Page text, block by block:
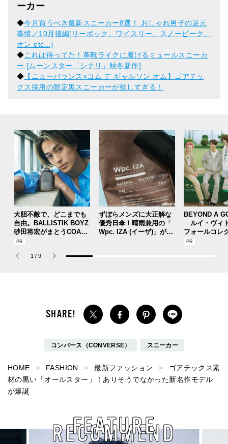
ーカー
◆今月買うべき最新スニーカー8選！ おしゃれ男子の足元
事情／10月後編[リーボック、ワイスリー、スノーピーク、
オン etc...]
◆これは待ってた！革靴ライクに履けるミュールスニーカ
ー [ムーンスター「シナリ」秋冬新作]
◆ 【ニューバランス×コム デ ギャルソン オム】ゴアテッ
クス採用の限定黒スニーカーが欲しすぎる！
大胆不敵で、どこまでも
自由。BALLISTIK BOYZ
砂田将宏がまとうCOACH
の新作フレグランス「コ
パルファム」
ずぼらメンズに大正解な
優秀日傘！晴雨兼用の「
Wpc. IZA (イーザ)」があ
BEYOND A
ルイ・ヴィ
フォールコレ
描くプレッピ
1 / 9
コンバース（CONVERSE） スニーカー
HOME FASHION 最新ファッション
ゴアテックス素
材の黒い「オールスター」！ありそうでなかった新名作モデル
が爆誕
RECOMMEND
FEATURE